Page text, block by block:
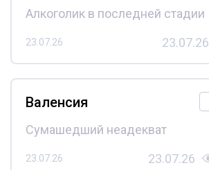
Алкоголик в последней стадии
23.07.26 23.07.26
Валенсия
Сумашедший неадекват
23.07.26 23.07.26